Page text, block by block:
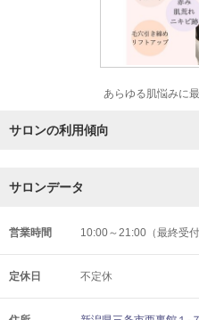
あらゆる肌悩みに
サロンの利用傾向
サロンデータ
営業時間 10:00～21:00（最終受付
定休日 不定休